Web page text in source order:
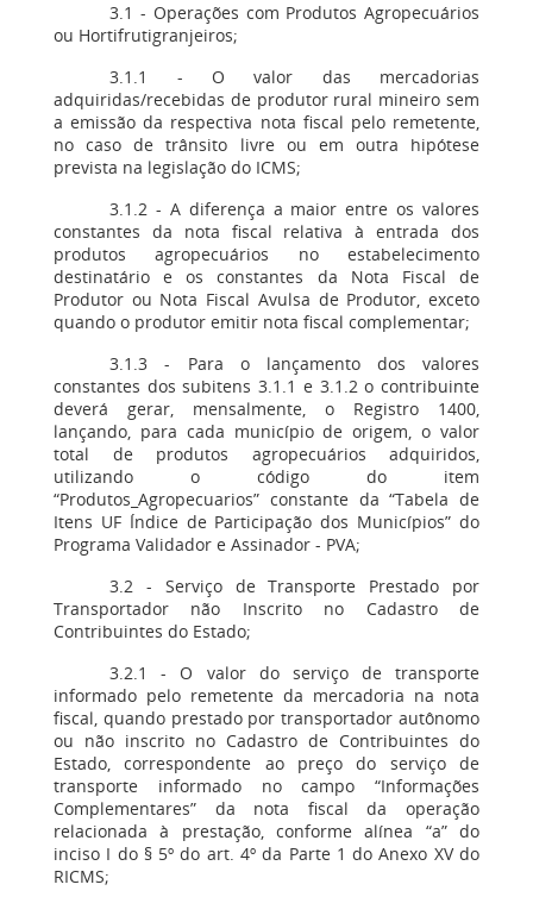
3.1 - Operações com Produtos Agropecuários
ou Hortifrutigranjeiros;
3.1.1 - O valor das mercadorias
adquiridas/recebidas de produtor rural mineiro sem
a emissão da respectiva nota fiscal pelo remetente,
no caso de trânsito livre ou em outra hipótese
prevista na legislação do ICMS;
3.1.2 - A diferença a maior entre os valores
constantes da nota fiscal relativa à entrada dos
produtos agropecuários no estabelecimento
destinatário e os constantes da Nota Fiscal de
Produtor ou Nota Fiscal Avulsa de Produtor, exceto
quando o produtor emitir nota fiscal complementar;
3.1.3 - Para o lançamento dos valores
constantes dos subitens 3.1.1 e 3.1.2 o contribuinte
deverá gerar, mensalmente, o Registro 1400,
lançando, para cada município de origem, o valor
total de produtos agropecuários adquiridos,
utilizando o código do item
“Produtos_Agropecuarios” constante da “Tabela de
Itens UF Índice de Participação dos Municípios” do
Programa Validador e Assinador - PVA;
3.2 - Serviço de Transporte Prestado por
Transportador não Inscrito no Cadastro de
Contribuintes do Estado;
3.2.1 - O valor do serviço de transporte
informado pelo remetente da mercadoria na nota
fiscal, quando prestado por transportador autônomo
ou não inscrito no Cadastro de Contribuintes do
Estado, correspondente ao preço do serviço de
transporte informado no campo “Informações
Complementares” da nota fiscal da operação
relacionada à prestação, conforme alínea “a” do
inciso I do § 5º do art. 4º da Parte 1 do Anexo XV do
RICMS;